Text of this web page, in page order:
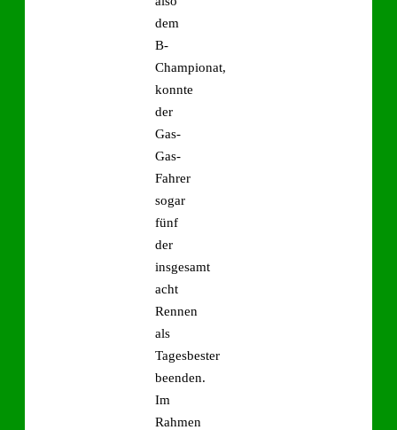
dem
B-
Championat,
konnte
der
Gas-
Gas-
Fahrer
sogar
fünf
der
insgesamt
acht
Rennen
als
Tagesbester
beenden.
Im
Rahmen